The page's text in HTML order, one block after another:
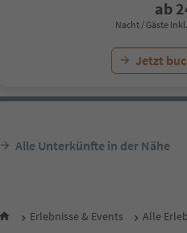
ab
Nacht / Gäste
Jetzt
Alle Unterkünfte in der Nähe
Erlebnisse & Events Alle